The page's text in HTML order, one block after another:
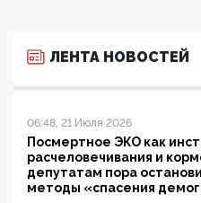
ЛЕНТА НОВОСТЕЙ
06:48, 21 Июля 2026
Посмертное ЭКО как
расчеловечивания и
депутатам пора
методы «спасения